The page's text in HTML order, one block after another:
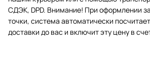
СДЭК, DPD. Внимание! При оформлении
точки, система автоматически
доставки до вас и включит эту цену в